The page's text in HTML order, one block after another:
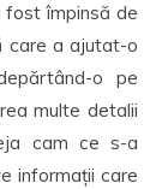
fost împinsă de
care a ajutat-o
o pe
multe detalii
cam ce s-a
informații care